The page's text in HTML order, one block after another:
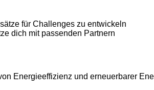
für Challenges zu entwickeln
dich mit passenden Partnern
Energieeffizienz und erneuerbarer